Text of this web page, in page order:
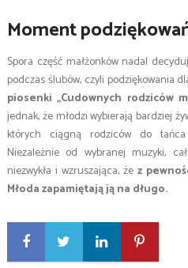
Moment
Spora część małżonków nadal
podczas ślubów, czyli podziękowania
piosenki „Cudownych rodziców
jednak, że młodzi wybierają bardziej
których ciągną rodziców do
Niezależnie od wybranej muzyki,
niezwykła i wzruszająca, że z
Młoda zapamiętają ją na długo.